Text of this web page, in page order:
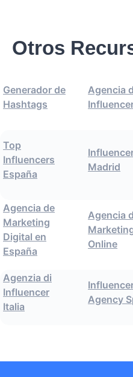
Otros
Generador de
Hashtags
Agencia
Top
Influencers
España
Madrid
Agencia de
Marketing
Digital en
España
Agencia
Online
Agenzia di
Influencer
Italia
Agency